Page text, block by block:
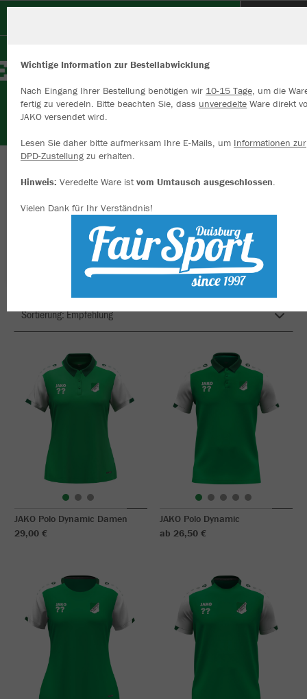
Herzlich willkommen im Vereinsshop des SV
Menzelen
Farbe
JAKO Polo Dynamic Damen
29,00 €
JAKO Polo Dynamic
ab 26,50 €
Wichtige Information zur Bestellabwicklung
Nach Eingang Ihrer Bestellung benötigen wir 10-15 Tage, um die
fertig zu veredeln. Bitte beachten Sie, dass unveredelte Ware direkt
JAKO versendet wird.
Lesen Sie daher bitte aufmerksam Ihre E-Mails, um Informationen zur
DPD-Zustellung zu erhalten.
Hinweis: Veredelte Ware istvom Umtausch ausgeschlossen.
Vielen Dank für Ihr Verständnis!
Wir verwenden Cookies
Inhalte anzeigen und unsere Website verbessern. Weitere
zu den Cookies findest Du in den Einstellungen.
Alle akzeptieren
Alle ablehnen
mehr Infos
Datenschutz
Impressum